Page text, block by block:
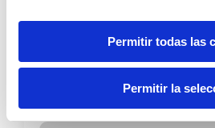
Permitir todas las
Permitir la
3.3580